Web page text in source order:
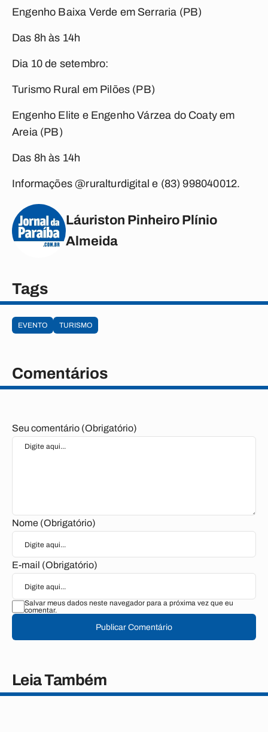
Engenho Baixa Verde em Serraria (PB)
Das 8h às 14h
Dia 10 de setembro:
Turismo Rural em Pilões (PB)
Engenho Elite e Engenho Várzea do Coaty em
Areia (PB)
Das 8h às 14h
Informações @ruralturdigital e (83) 998040012.
Láuriston Pinheiro Plínio
Almeida
Tags
EVENTO TURISMO
Comentários
Seu comentário (Obrigatório)
Nome (Obrigatório)
E-mail (Obrigatório)
Salvar meus dados neste navegador para a próxima vez que eu
comentar.
Publicar Comentário
Leia Também